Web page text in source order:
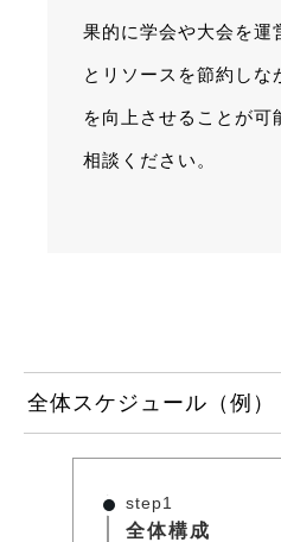
果的に学会や大会を運
とリソースを節約しな
を向上させることが可
相談ください。
全体スケジュール（例）
step1
全体構成